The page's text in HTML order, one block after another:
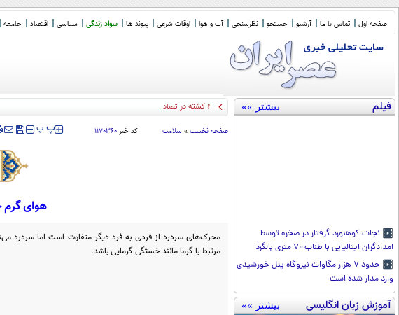
صفحه اول تماس با ما آرشیو جستجو نظرسنجی آب و هوا اوقات شرعی پیوند ها سواد زندگی سیاسی اقتصاد جامعه
فیلم بیشتر »»
نجات کوهنورد گرفتار در صخره توسط
امدادگران ایتالیایی با طناب ۷۰ متری بالگرد
حدود ۷ هزار مگاوات نیروگاه پنل خورشیدی
وارد مدار شده است
آموزش زبان انگلیسی بیشتر »»
۴ کشته در تصادف جاده اهواز خرمشهر
صفحه نخست » سلامت کد خبر۱۱۷۰۳۶۰ ‍‍‍ پپ
هوای گرم
محرک‌های سردرد از فردی به فرد دیگر متفاوت است اما سردرد
مرتبط با گرما مانند خستگی گرمایی باشد.